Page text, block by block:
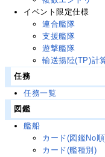
イベント限定仕様
連合艦隊
支援艦隊
遊撃艦隊
輸送揚陸(TP)計
任務
任務一覧
図鑑
艦船
カード(図鑑No
カード(艦種別)